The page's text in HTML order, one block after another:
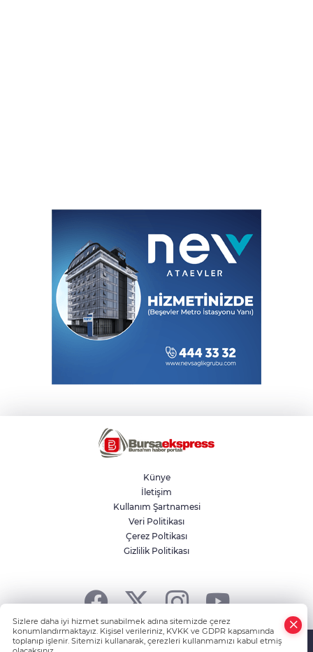
Künye
İletişim
Kullanım Şartnamesi
Veri Politikası
Çerez Poltikası
Gizlilik Politikası
Powered byHABER YAZILIMIve TURKTICARET.NET projesidir
Sizlere daha iyi hizmet sunabilmek adına sitemizde çerez
konumlandırmaktayız. Kişisel verileriniz, KVKK ve GDPR kapsamında
toplanıp işlenir. Sitemizi kullanarak, çerezleri kullanmamızı kabul etmiş